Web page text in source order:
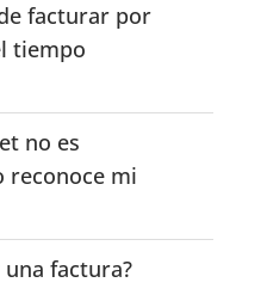
facturar por
tiempo
no es
reconoce mi
una factura?